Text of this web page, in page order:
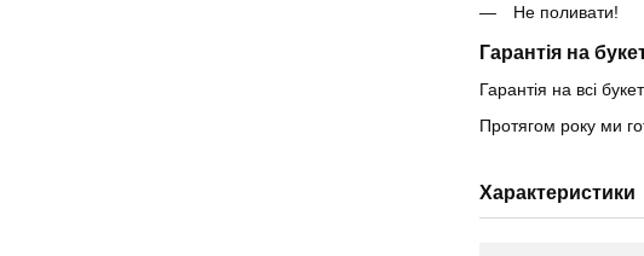
Не поливати!
Гарантія на
Гарантія на всі
Протягом року ми
Характеристики